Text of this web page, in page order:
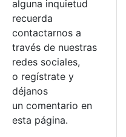
alguna inquietud
recuerda
contactarnos a
través de nuestras
redes sociales,
o regístrate y
déjanos
un comentario en
esta página.